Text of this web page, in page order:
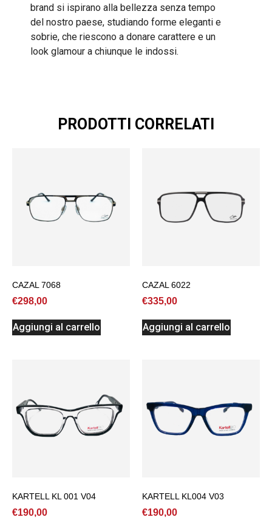
brand si ispirano alla bellezza senza tempo
del nostro paese, studiando forme eleganti e
sobrie, che riescono a donare carattere e un
look glamour a chiunque le indossi.
PRODOTTI CORRELATI
CAZAL 7068
€298,00
Aggiungi al carrello
CAZAL 6022
€335,00
Aggiungi al carrello
KARTELL KL 001 V04
€190,00
KARTELL KL004 V03
€190,00